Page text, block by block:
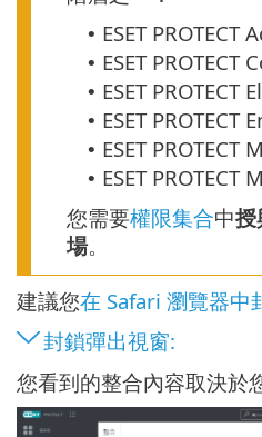
• ESET PROTECT
• ESET PROTECT
• ESET PROTECT
• ESET PROTECT
• ESET PROTECT
• ESET PROTECT
您需要權限集合中授
場。
建議您在 Safari 瀏覽器中
封鎖彈出視窗:
您看到的整合內容取決於